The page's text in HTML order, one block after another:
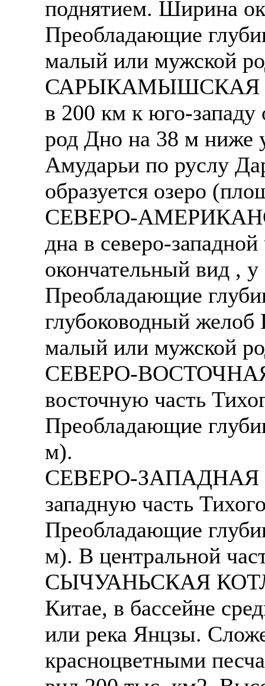
поднятием. Ширина
Преобладающие
малый или мужской
САРЫКАМЫШСКАЯ
в 200 км к юго-
род Дно на 38 м ниже
Амударьи по руслу
образуется озеро
СЕВЕРО-
дна в северо-
окончательный вид ,
Преобладающие
глубоководный желоб
малый или мужской
СЕВЕРО-ВОСТОЧНАЯ
восточную часть
Преобладающие
м).
СЕВЕРО-ЗАПАДНАЯ
западную часть
Преобладающие
м). В центральной
СЫЧУАНЬСКАЯ
Китае, в бассейне
или река Янцзы.
красноцветными